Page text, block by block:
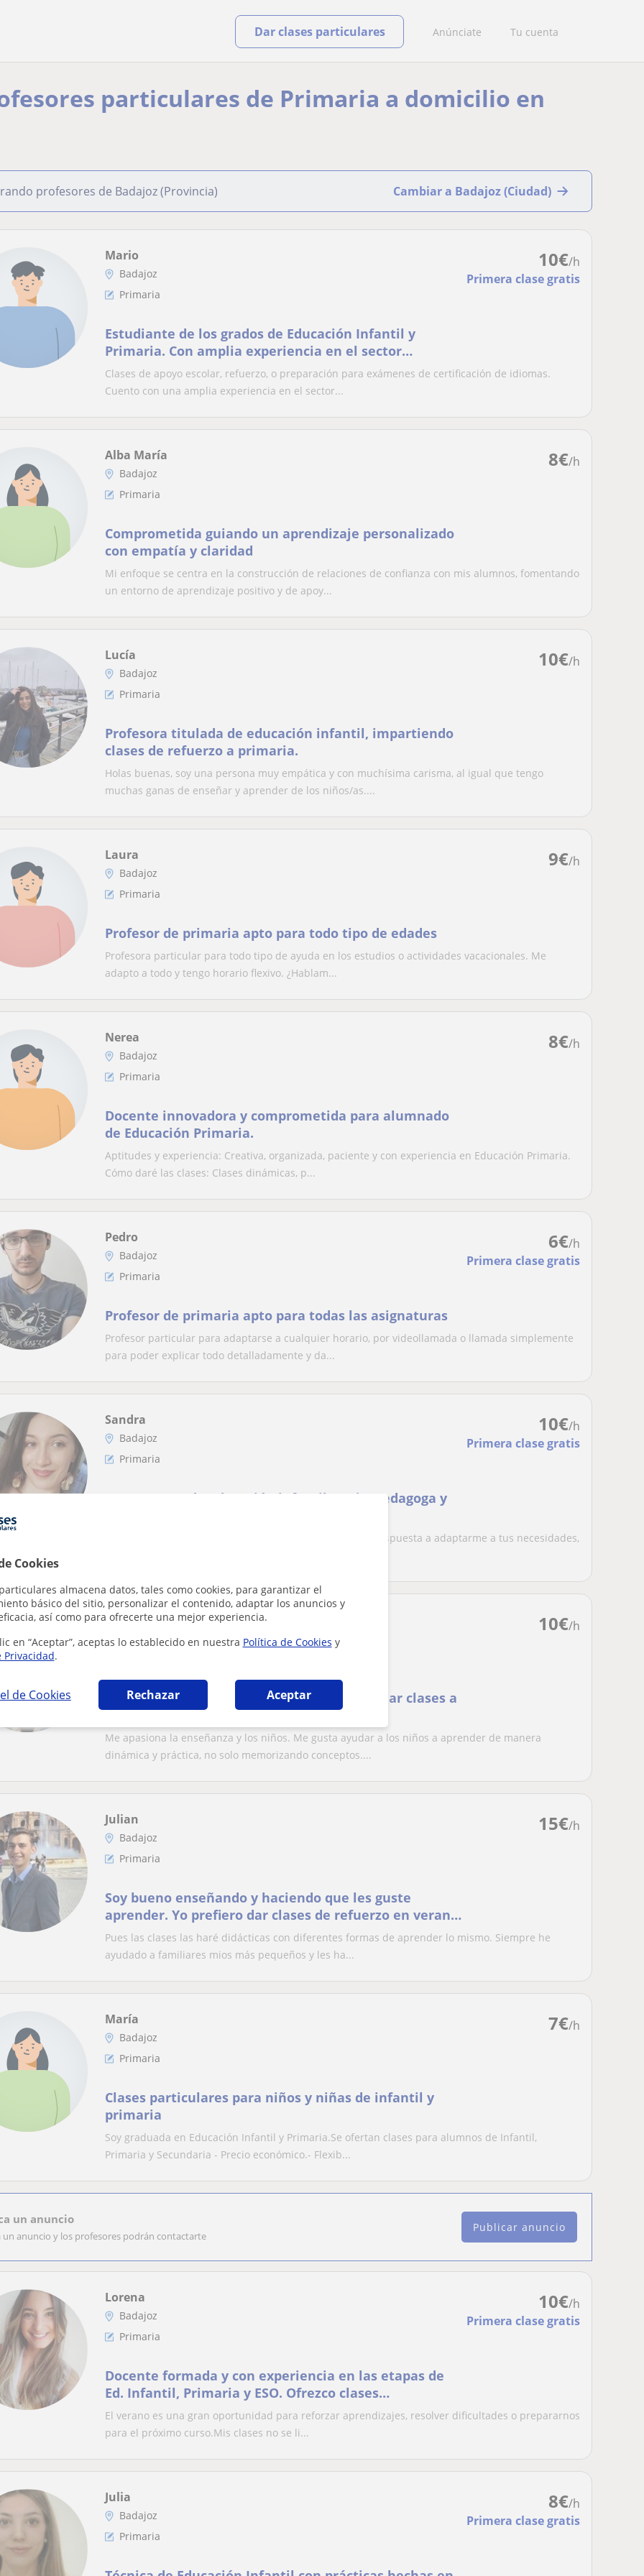
Cookies
almacena datos, tales como cookies, para garantizar el
básico del sitio, personalizar el contenido, adaptar los anuncios y
así como para ofrecerte una mejor experiencia.
en “Aceptar”, aceptas lo establecido en nuestra Política de Cookies y
Privacidad.
de Cookies Rechazar Aceptar
Anúnciate Tu cuenta
Dar clases particulares
particulares de Primaria a domicilio en
profesores de Badajoz (Provincia) Cambiar a Badajoz (Ciudad)
10€/h
Primera clase gratis
Mario
Badajoz
Primaria
Estudiante de los grados de Educación Infantil y
Primaria. Con amplia experiencia en el sector
educativo
Clases de apoyo escolar, refuerzo, o preparación para exámenes de certificación de idiomas.
Cuento con una amplia experiencia en el sector...
8€/h
Alba María
Badajoz
Primaria
Comprometida guiando un aprendizaje personalizado
con empatía y claridad
Mi enfoque se centra en la construcción de relaciones de confianza con mis alumnos, fomentando
un entorno de aprendizaje positivo y de apoy...
10€/h
Lucía
Badajoz
Primaria
Profesora titulada de educación infantil, impartiendo
clases de refuerzo a primaria.
Holas buenas, soy una persona muy empática y con muchísima carisma, al igual que tengo
muchas ganas de enseñar y aprender de los niños/as....
9€/h
Laura
Badajoz
Primaria
Profesor de primaria apto para todo tipo de edades
Profesora particular para todo tipo de ayuda en los estudios o actividades vacacionales. Me
adapto a todo y tengo horario flexivo. ¿Hablam...
8€/h
Nerea
Badajoz
Primaria
Docente innovadora y comprometida para alumnado
de Educación Primaria.
Aptitudes y experiencia: Creativa, organizada, paciente y con experiencia en Educación Primaria.
Cómo daré las clases: Clases dinámicas, p...
6€/h
Primera clase gratis
Pedro
Badajoz
Primaria
Profesor de primaria apto para todas las asignaturas
Profesor particular para adaptarse a cualquier horario, por videollamada o llamada simplemente
para poder explicar todo detalladamente y da...
10€/h
Primera clase gratis
Sandra
Badajoz
Primaria
Soy maestra de educación infantil y psicopedagoga y
Maestra con experiencia en apoyo particular y refuerzo dispuesta a adaptarme a tus necesidades,
10€/h
Marta
Badajoz
Maestra de educación infantil y apta para dar clases a
primaria también.
Me apasiona la enseñanza y los niños. Me gusta ayudar a los niños a aprender de manera
dinámica y práctica, no solo memorizando conceptos....
15€/h
Julian
Badajoz
Primaria
Soy bueno enseñando y haciendo que les guste
aprender. Yo prefiero dar clases de refuerzo en verano
puesto que sigo estudiando.
Pues las clases las haré didácticas con diferentes formas de aprender lo mismo. Siempre he
ayudado a familiares mios más pequeños y les ha...
7€/h
María
Badajoz
Primaria
Clases particulares para niños y niñas de infantil y
primaria
Soy graduada en Educación Infantil y Primaria.Se ofertan clases para alumnos de Infantil,
Primaria y Secundaria - Precio económico.- Flexib...
un anuncio
un anuncio y los profesores podrán contactarte
Publicar anuncio
10€/h
Primera clase gratis
Lorena
Badajoz
Primaria
Docente formada y con experiencia en las etapas de
Ed. Infantil, Primaria y ESO. Ofrezco clases
personalizadas para estos tres niveles , adaptadas a
las necesidades de cada alumno/a. 📩 Contacta
conmigo para más información
El verano es una gran oportunidad para reforzar aprendizajes, resolver dificultades o prepararnos
para el próximo curso.Mis clases no se li...
8€/h
Primera clase gratis
Julia
Badajoz
Primaria